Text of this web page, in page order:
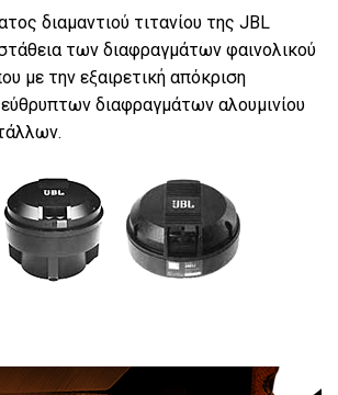
διαμαντιού τιτανίου της JBL
των διαφραγμάτων φαινολικού
με την εξαιρετική απόκριση
διαφραγμάτων αλουμινίου